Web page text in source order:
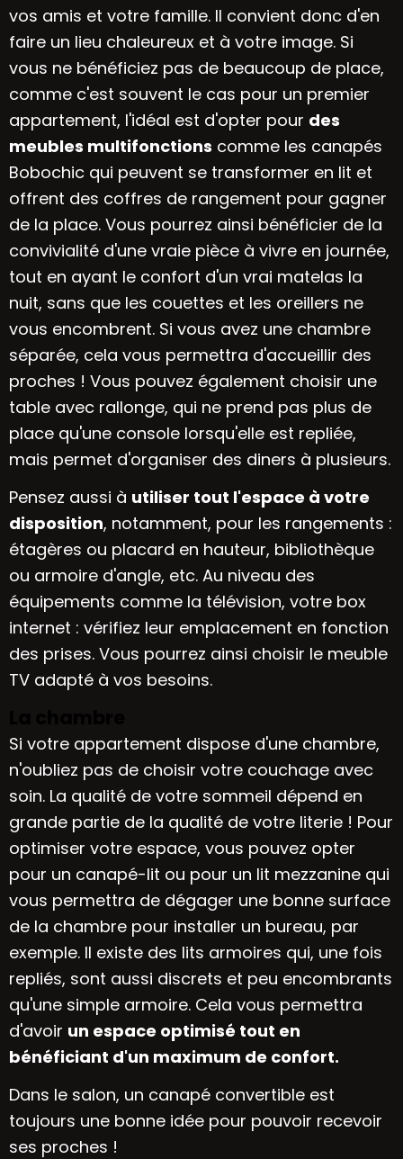
vos amis et votre famille. Il convient donc d'en
faire un lieu chaleureux et à votre image. Si
vous ne bénéficiez pas de beaucoup de place,
comme c'est souvent le cas pour un premier
appartement, l'idéal est d'opter pour des
meubles multifonctions comme les canapés
Bobochic qui peuvent se transformer en lit et
offrent des coffres de rangement pour gagner
de la place. Vous pourrez ainsi bénéficier de la
convivialité d'une vraie pièce à vivre en journée,
tout en ayant le confort d'un vrai matelas la
nuit, sans que les couettes et les oreillers ne
vous encombrent. Si vous avez une chambre
séparée, cela vous permettra d'accueillir des
proches ! Vous pouvez également choisir une
table avec rallonge, qui ne prend pas plus de
place qu'une console lorsqu'elle est repliée,
mais permet d'organiser des diners à plusieurs.
Pensez aussi à utiliser tout l'espace à votre
disposition, notamment, pour les rangements :
étagères ou placard en hauteur, bibliothèque
ou armoire d'angle, etc. Au niveau des
équipements comme la télévision, votre box
internet : vérifiez leur emplacement en fonction
des prises. Vous pourrez ainsi choisir le meuble
TV adapté à vos besoins.
Si votre appartement dispose d'une chambre,
n'oubliez pas de choisir votre couchage avec
soin. La qualité de votre sommeil dépend en
grande partie de la qualité de votre literie ! Pour
optimiser votre espace, vous pouvez opter
pour un canapé-lit ou pour un lit mezzanine qui
vous permettra de dégager une bonne surface
de la chambre pour installer un bureau, par
exemple. Il existe des lits armoires qui, une fois
repliés, sont aussi discrets et peu encombrants
qu'une simple armoire. Cela vous permettra
d'avoir un espace optimisé tout en
bénéficiant d'un maximum de confort.
Dans le salon, un canapé convertible est
toujours une bonne idée pour pouvoir recevoir
ses proches !